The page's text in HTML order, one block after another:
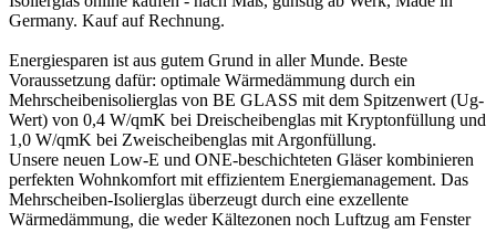
Germany. Kauf auf Rechnung.
Energiesparen ist aus gutem Grund in aller Munde. Beste
Voraussetzung dafür: optimale Wärmedämmung durch ein
Mehrscheibenisolierglas von BE GLASS mit dem Spitzenwert (Ug-
Wert) von 0,4 W/qmK bei Dreischeibenglas mit Kryptonfüllung und
1,0 W/qmK bei Zweischeibenglas mit Argonfüllung.
Unsere neuen Low-E und ONE-beschichteten Gläser kombinieren
perfekten Wohnkomfort mit effizientem Energiemanagement. Das
Mehrscheiben-Isolierglas überzeugt durch eine exzellente
Wärmedämmung, die weder Kältezonen noch Luftzug am Fenster